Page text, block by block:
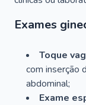
Exames
Toque
com inserção
abdominal;
Exame